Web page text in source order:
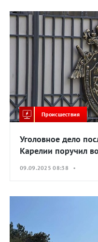
Происшествия
Уголовное дело
Карелии поручил
09.09.2025 08:38 •